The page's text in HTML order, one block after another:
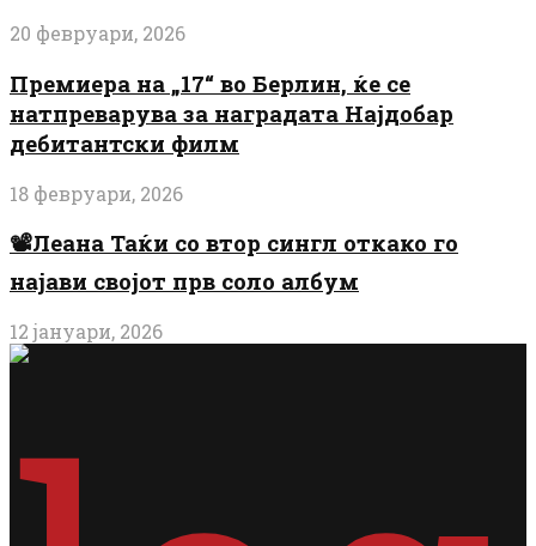
20 февруари, 2026
Премиера на „17“ во Берлин, ќе се
натпреварува за наградата Најдобар
дебитантски филм
18 февруари, 2026
📽️Леана Таќи со втор сингл откако го
најави својот прв соло албум
12 јануари, 2026